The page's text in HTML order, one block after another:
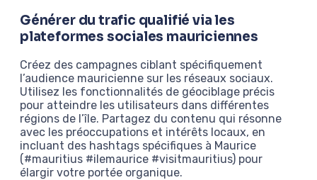
Générer du trafic qualifié via les
plateformes sociales mauriciennes
Créez des campagnes ciblant spécifiquement
l’audience mauricienne sur les réseaux sociaux.
Utilisez les fonctionnalités de géociblage précis
pour atteindre les utilisateurs dans différentes
régions de l’île. Partagez du contenu qui résonne
avec les préoccupations et intérêts locaux, en
incluant des hashtags spécifiques à Maurice
(#mauritius #ilemaurice #visitmauritius) pour
élargir votre portée organique.